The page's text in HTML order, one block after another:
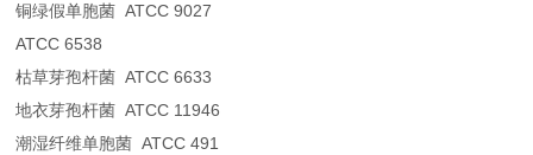
铜绿假单胞菌 ATCC 9027
ATCC 6538
枯草芽孢杆菌 ATCC 6633
地衣芽孢杆菌 ATCC 11946
潮湿纤维单胞菌 ATCC 491